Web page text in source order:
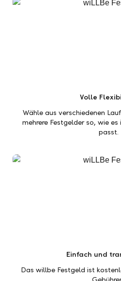
Volle
Wähle aus verschiedenen
mehrere Festgelder so, wie
passt.
Einfach und
Das willbe Festgeld ist